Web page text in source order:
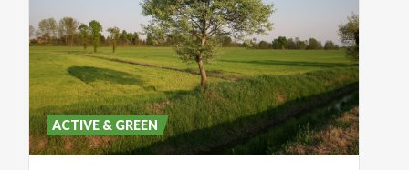
ACTIVE & GREEN